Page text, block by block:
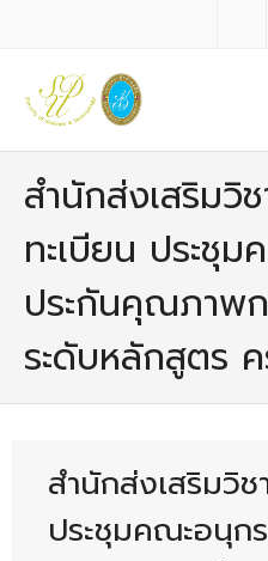
- ปรัชญาการจัดการศึกษา มหาวิ
- ปรัชญา วิสัยทัศน์ พันธกิจ ของค
- ประวัติความเป็นมาของคณะ
- - บุคลากรสนับสนุน
สำนักส่งเสริมวิ
ทะเบียน ประชุ
ประกันคุณภาพ
ระดับหลักสูตร
สำนักส่งเสริมวิช
ประชุมคณะอนุก